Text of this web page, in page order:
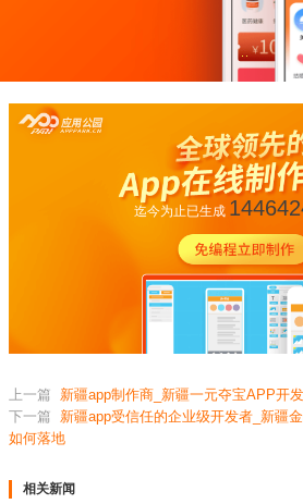
迄今为止已生成
上一篇
新疆app制作商_新疆一元夺宝APP开
下一篇
新疆app受信任的企业级开发者_新疆
如何落地
相关新闻